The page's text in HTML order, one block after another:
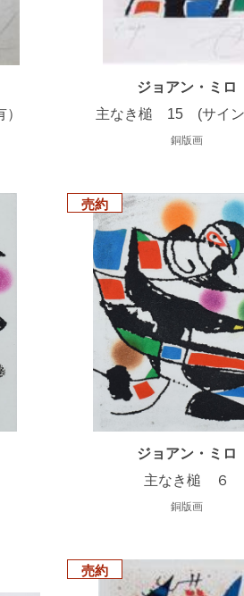
ジョアン・ミロ
主なき槌 15 (サイン
銅版画
売約
ジョアン・ミロ
主なき槌 ６
銅版画
売約